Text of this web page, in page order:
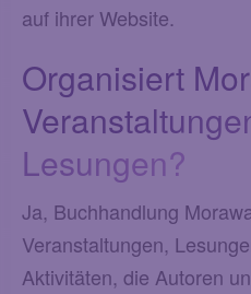
auf ihrer Website.
Organisiert
Lesungen?
Ja, Buchhandlung
Veranstaltungen,
Aktivitäten, die Autoren